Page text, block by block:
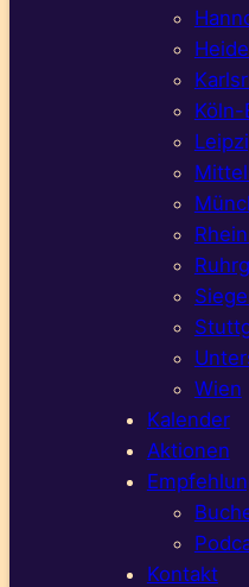
Köln-
Wien
Kalender
Aktionen
Kontakt